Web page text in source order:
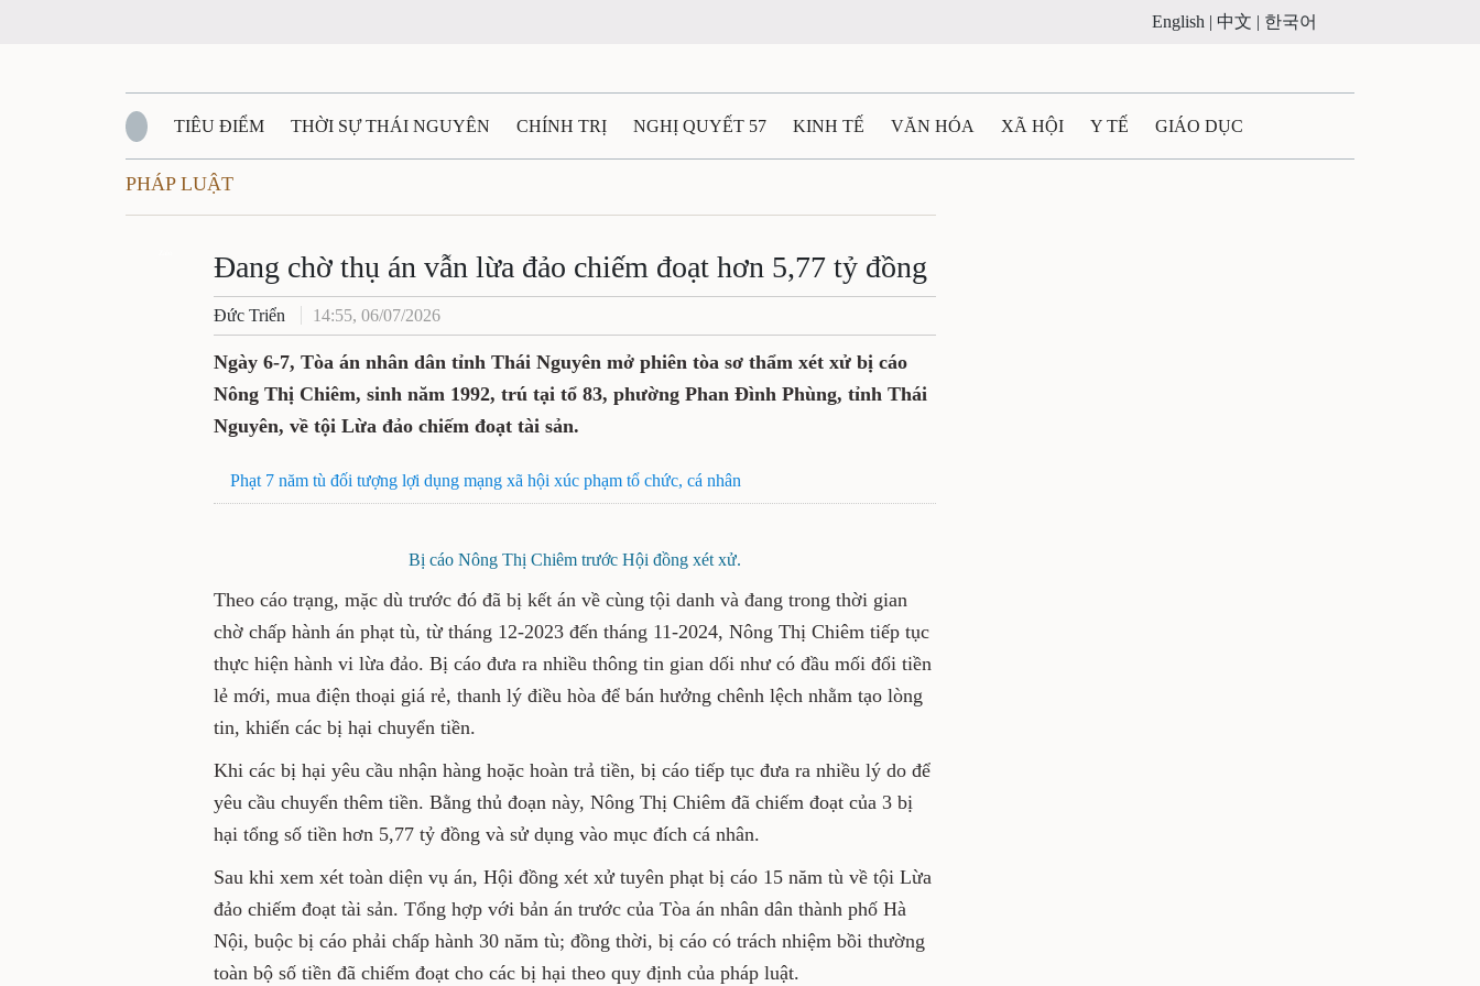
English | 中文 | 한국어
TIÊU ĐIỂM THỜI SỰ THÁI NGUYÊN CHÍNH TRỊ NGHỊ QUYẾT 57 KINH TẾ VĂN HÓA XÃ HỘI Y TẾ GIÁO DỤC
QUỐC PHÒNG - AN NINH
QUÊ HƯƠNG - ĐẤT NƯỚC QUỐC TẾ TÀI NGUYÊN - MÔI TRƯỜNG THỂ THAO THÔNG TIN - QUẢNG CÁO
VĂN BẢN, CHÍNH SÁCH MỚI VĂN NGHỆ THÁI NGUYÊN
PHÁP LUẬT
Đang chờ thụ án vẫn lừa đảo chiếm đoạt hơn 5,77 tỷ đồng
Đức Triển 14:55, 06/07/2026
Ngày 6-7, Tòa án nhân dân tỉnh Thái Nguyên mở phiên tòa sơ thẩm xét xử bị cáo
Nông Thị Chiêm, sinh năm 1992, trú tại tổ 83, phường Phan Đình Phùng, tỉnh Thái
Nguyên, về tội Lừa đảo chiếm đoạt tài sản.
Phạt 7 năm tù đối tượng lợi dụng mạng xã hội xúc phạm tổ chức, cá nhân
Bị cáo Nông Thị Chiêm trước Hội đồng xét xử.
Theo cáo trạng, mặc dù trước đó đã bị kết án về cùng tội danh và đang trong thời gian
chờ chấp hành án phạt tù, từ tháng 12-2023 đến tháng 11-2024, Nông Thị Chiêm tiếp tục
thực hiện hành vi lừa đảo. Bị cáo đưa ra nhiều thông tin gian dối như có đầu mối đổi tiền
lẻ mới, mua điện thoại giá rẻ, thanh lý điều hòa để bán hưởng chênh lệch nhằm tạo lòng
tin, khiến các bị hại chuyển tiền.
Khi các bị hại yêu cầu nhận hàng hoặc hoàn trả tiền, bị cáo tiếp tục đưa ra nhiều lý do để
yêu cầu chuyển thêm tiền. Bằng thủ đoạn này, Nông Thị Chiêm đã chiếm đoạt của 3 bị
hại tổng số tiền hơn 5,77 tỷ đồng và sử dụng vào mục đích cá nhân.
Sau khi xem xét toàn diện vụ án, Hội đồng xét xử tuyên phạt bị cáo 15 năm tù về tội Lừa
đảo chiếm đoạt tài sản. Tổng hợp với bản án trước của Tòa án nhân dân thành phố Hà
Nội, buộc bị cáo phải chấp hành 30 năm tù; đồng thời, bị cáo có trách nhiệm bồi thường
toàn bộ số tiền đã chiếm đoạt cho các bị hại theo quy định của pháp luật.